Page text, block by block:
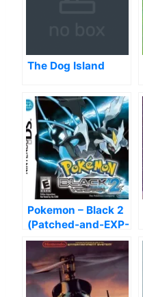
The Dog Island
Pokemon – Black 2
(Patched-and-EXP-
Fixed)